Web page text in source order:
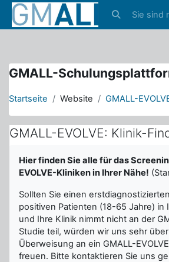
Zum Hauptinhalt
Sucheingabe
Sie sind
GMALL-
Startseite Website GMALL-
GMALL-EVOLVE: Klinik-
Hier finden Sie alle für das
EVOLVE-Kliniken in Ihrer Nähe!
Sollten Sie einen
positiven Patienten (18-65 Jahre) in
und Ihre Klinik nimmt nicht an der
Studie teil, würden wir uns sehr
Überweisung an ein GMALL-
freuen. Bitte kontaktieren Sie uns